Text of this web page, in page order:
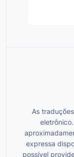
As
expressa
possível